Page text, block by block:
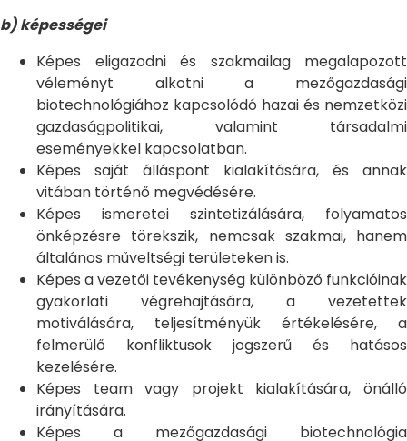
b) képességei
Képes eligazodni és szakmailag megalapozott
véleményt alkotni a mezőgazdasági
biotechnológiához kapcsolódó hazai és nemzetközi
gazdaságpolitikai, valamint társadalmi
eseményekkel kapcsolatban.
Képes saját álláspont kialakítására, és annak
vitában történő megvédésére.
Képes ismeretei szintetizálására, folyamatos
önképzésre törekszik, nemcsak szakmai, hanem
általános műveltségi területeken is.
Képes a vezetői tevékenység különböző funkcióinak
gyakorlati végrehajtására, a vezetettek
motiválására, teljesítményük értékelésére, a
felmerülő konfliktusok jogszerű és hatásos
kezelésére.
Képes team vagy projekt kialakítására, önálló
irányítására.
Képes a mezőgazdasági biotechnológia